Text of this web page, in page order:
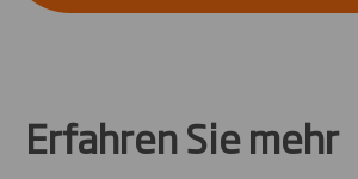
Erfahren Sie mehr